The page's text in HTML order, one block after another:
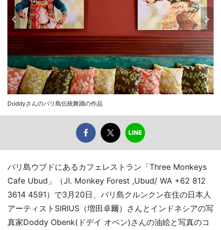
Doddyさんのバリ島伝統舞踊の作品
バリ島ウブドにあるカフェレストラン「Three Monkeys
Cafe Ubud」（Jl. Monkey Forest ,Ubud/ WA +62 812
3614 4591）で3月20日、バリ島クルンクン在住の日本人
アーティストSIRIUS（増田卓爾）さんとインドネシアの写
真家Doddy Obenk(ドデイ オベン)さんの油絵と写真のコ